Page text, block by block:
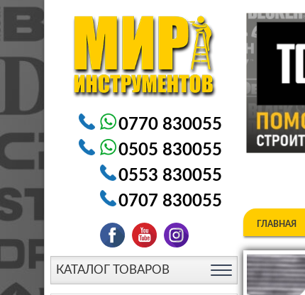
0770 830055
0505 830055
0553 830055
0707 830055
ГЛАВНАЯ
КАТАЛОГ ТОВАРОВ